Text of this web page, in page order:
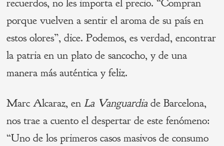
porque vuelven a sentir el aroma de su país en
estos olores”, dice. Podemos, es verdad, encontrar
la patria en un plato de sancocho, y de una
manera más auténtica y feliz.
Marc Alcaraz, enLa Vanguardiade Barcelona,
nos trae a cuento el despertar de este fenómeno:
“Uno de los primeros casos masivos de consumo